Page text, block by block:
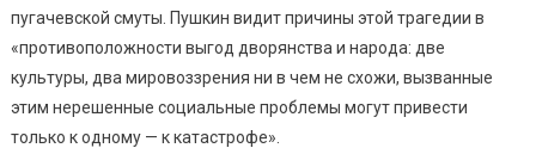
пугачевской смуты. Пушкин видит причины этой трагедии в
«противоположности выгод дворянства и народа: две
культуры, два мировоззрения ни в чем не схожи, вызванные
этим нерешенные социальные проблемы могут привести
только к одному — к катастрофе».